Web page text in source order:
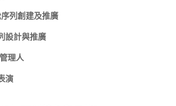
列創建及推廣
設計與推廣
理人
演